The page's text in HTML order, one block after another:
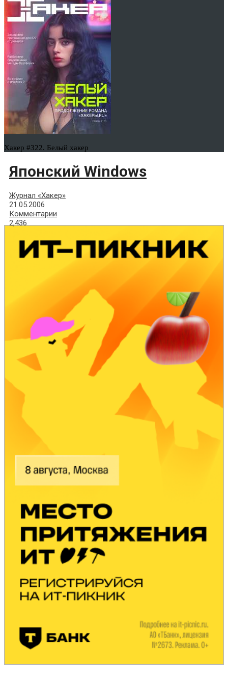
Хакер #322. Белый хакер
Японский Windows
Журнал «Хакер»
21.05.2006
Комментарии
2,436